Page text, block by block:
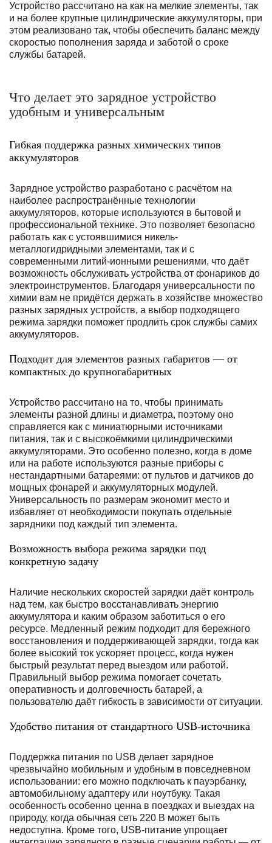
Устройство рассчитано на как на мелкие элементы, так
и на более крупные цилиндрические аккумуляторы, при
этом реализовано так, чтобы обеспечить баланс между
скоростью пополнения заряда и заботой о сроке
службы батарей.
Что делает это зарядное устройство
удобным и универсальным
Гибкая поддержка разных химических типов
аккумуляторов
Зарядное устройство разработано с расчётом на
наиболее распространённые технологии
аккумуляторов, которые используются в бытовой и
профессиональной технике. Это позволяет безопасно
работать как с устоявшимися никель-
металлогидридными элементами, так и с
современными литий-ионными решениями, что даёт
возможность обслуживать устройства от фонариков до
электроинструментов. Благодаря универсальности по
химии вам не придётся держать в хозяйстве множество
разных зарядных устройств, а выбор подходящего
режима зарядки поможет продлить срок службы самих
аккумуляторов.
Подходит для элементов разных габаритов — от
компактных до крупногабаритных
Устройство рассчитано на то, чтобы принимать
элементы разной длины и диаметра, поэтому оно
справляется как с миниатюрными источниками
питания, так и с высокоёмкими цилиндрическими
аккумуляторами. Это особенно полезно, когда в доме
или на работе используются разные приборы с
нестандартными батареями: от пультов и датчиков до
мощных фонарей и аккумуляторных модулей.
Универсальность по размерам экономит место и
избавляет от необходимости покупать отдельные
зарядники под каждый тип элемента.
Возможность выбора режима зарядки под
конкретную задачу
Наличие нескольких скоростей зарядки даёт контроль
над тем, как быстро восстанавливать энергию
аккумулятора и каким образом заботиться о его
ресурсе. Медленный режим подходит для бережного
восстановления и поддерживающей зарядки, тогда как
более высокий ток ускоряет процесс, когда нужен
быстрый результат перед выездом или работой.
Правильный выбор режима помогает сочетать
оперативность и долговечность батарей, а
пользователю даёт гибкость в зависимости от ситуации.
Удобство питания от стандартного USB‑источника
Поддержка питания по USB делает зарядное
чрезвычайно мобильным и удобным в повседневном
использовании: его можно подключать к пауэрбанку,
автомобильному адаптеру или ноутбуку. Такая
особенность особенно ценна в поездках и выездах на
природу, когда обычная сеть 220 В может быть
недоступна. Кроме того, USB‑питание упрощает